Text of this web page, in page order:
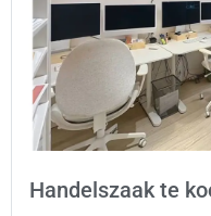
Handelszaak te